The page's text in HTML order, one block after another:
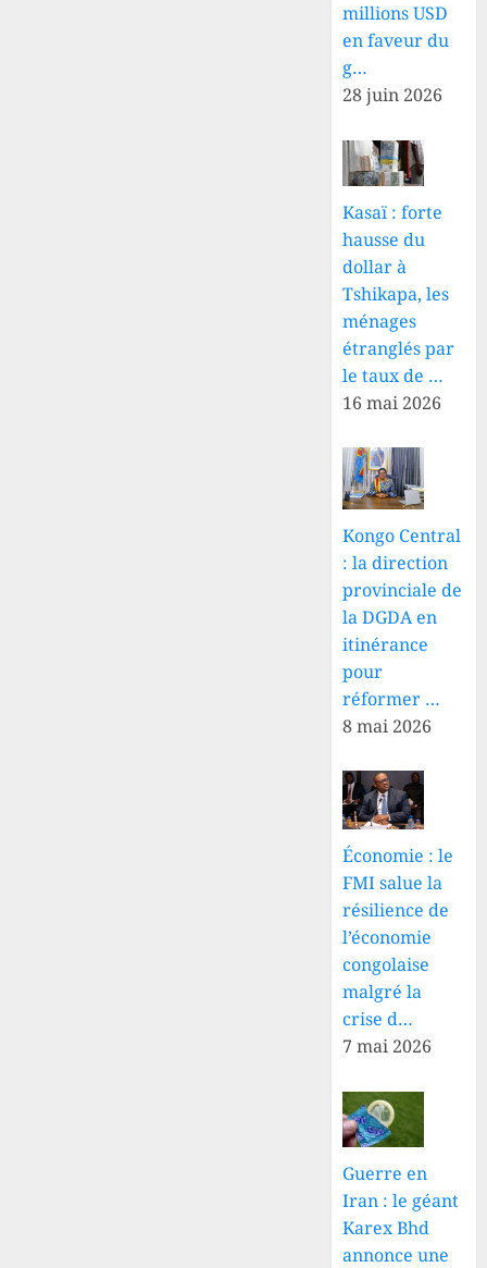
millions USD
en faveur du
g…
28 juin 2026
Kasaï : forte
hausse du
dollar à
Tshikapa, les
ménages
étranglés par
le taux de …
16 mai 2026
Kongo Central
: la direction
provinciale de
la DGDA en
itinérance
pour
réformer …
8 mai 2026
Économie : le
FMI salue la
résilience de
l’économie
congolaise
malgré la
crise d…
7 mai 2026
Guerre en
Iran : le géant
Karex Bhd
annonce une